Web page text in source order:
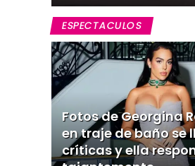
ESPECTACULOS
Fotos de Georgina
en traje de baño se
críticas y ella